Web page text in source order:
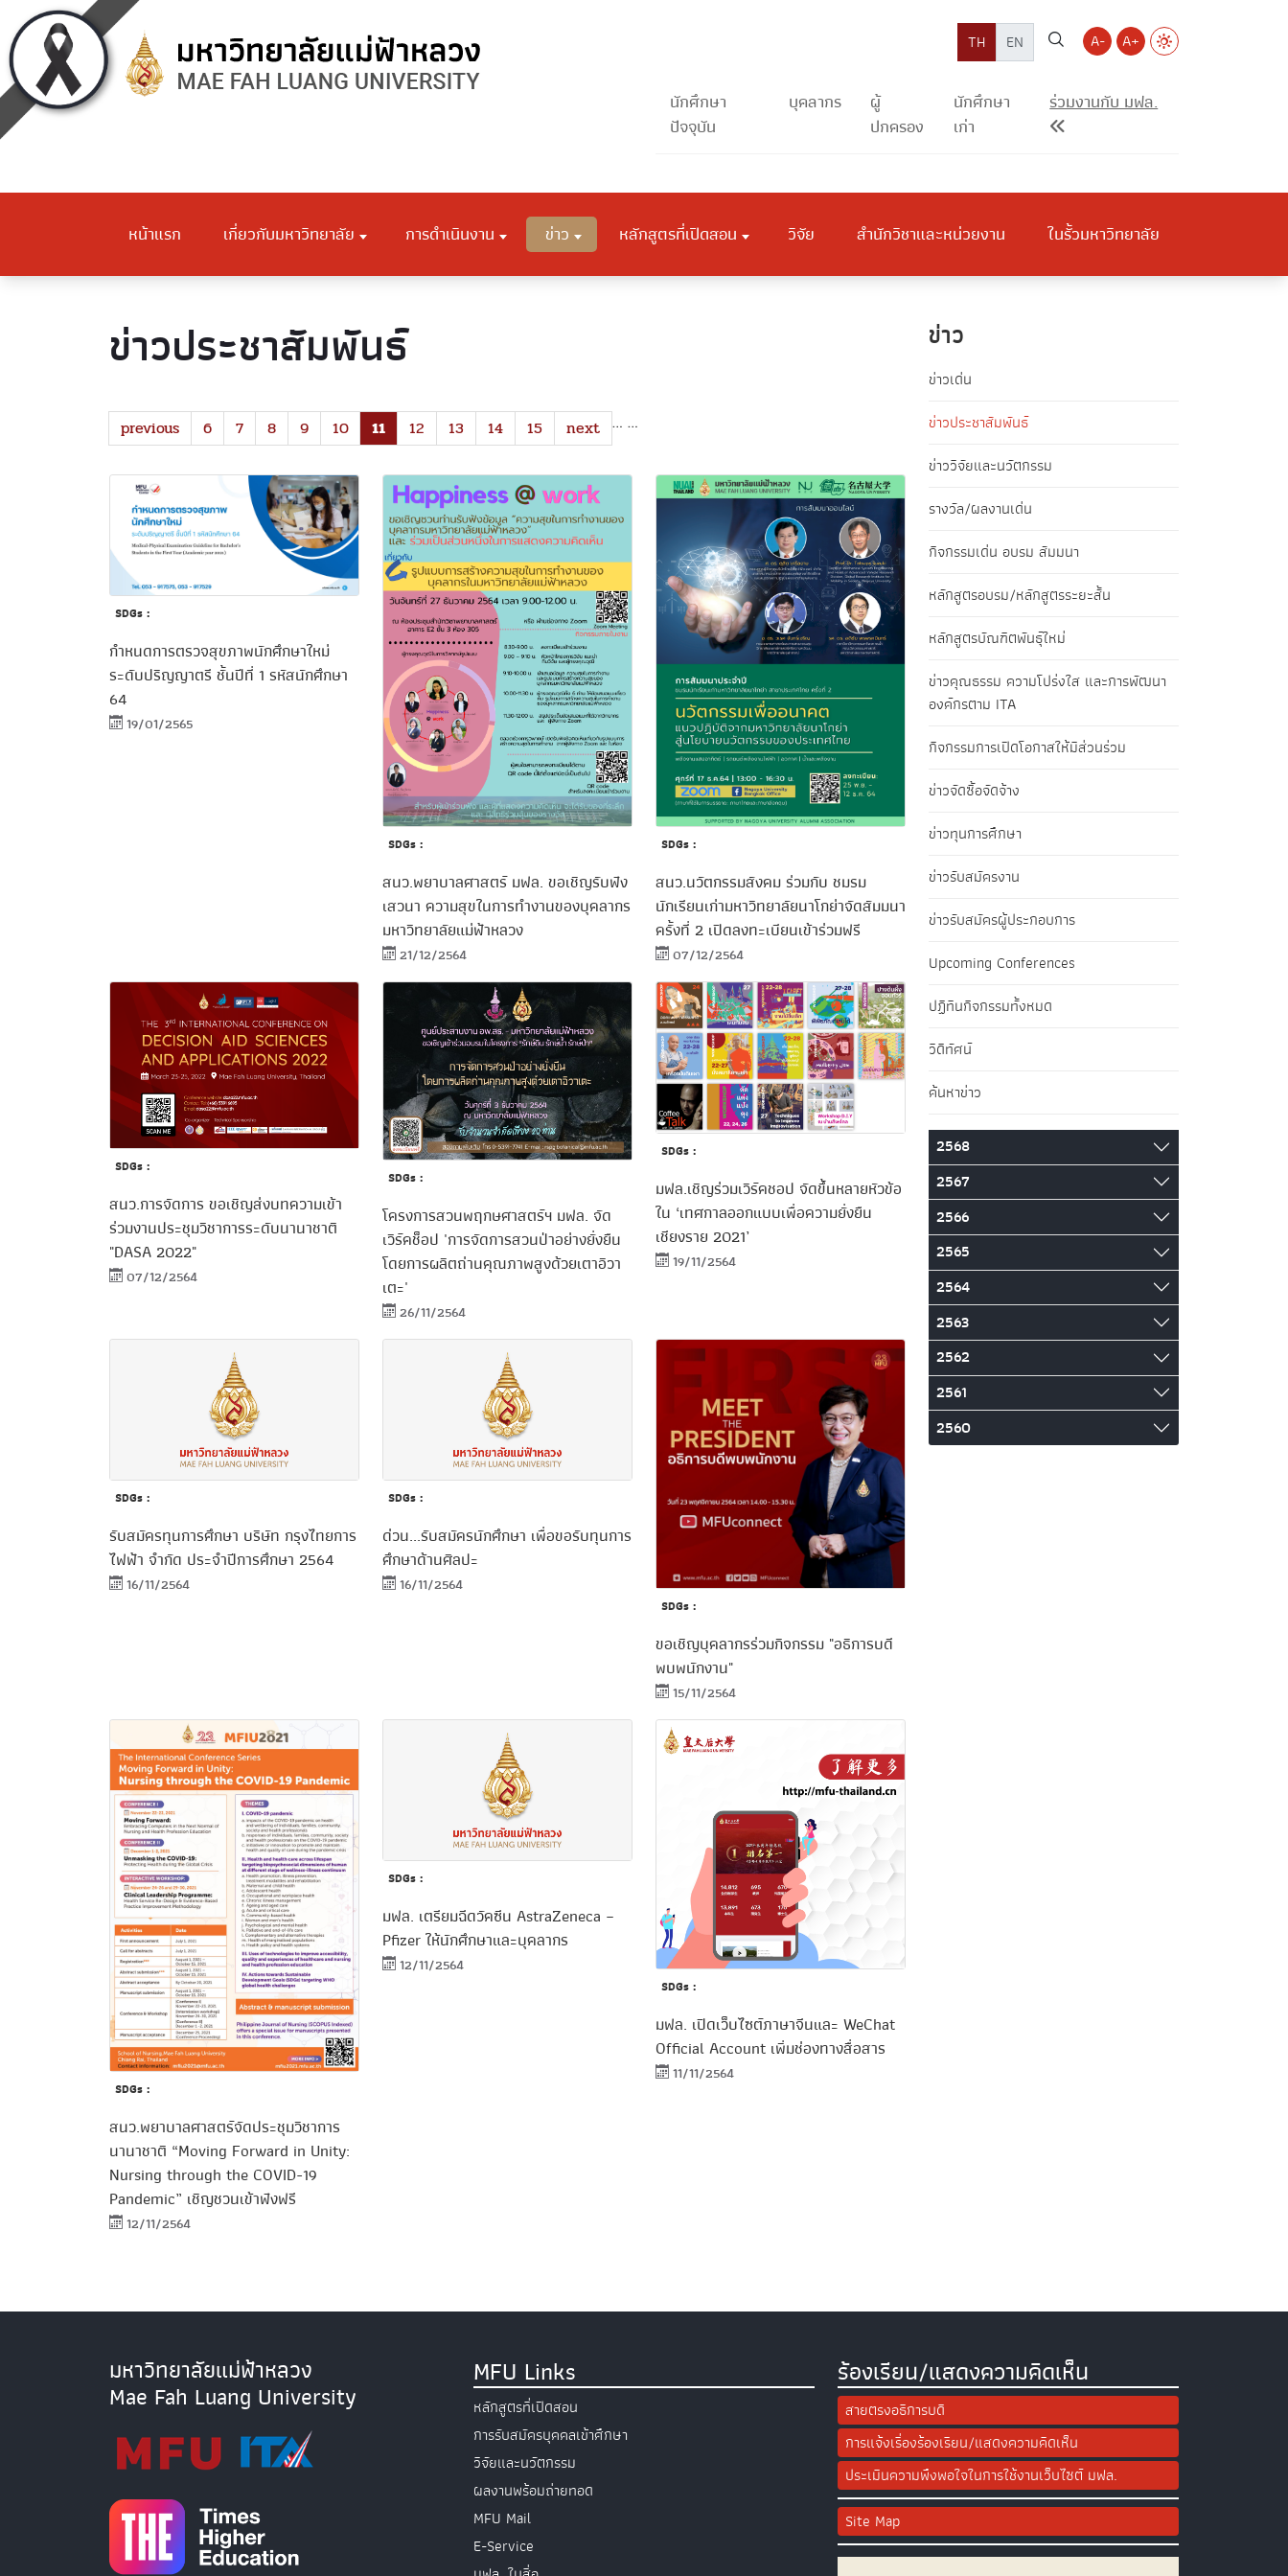
TH EN A- A+
นักศึกษา
ปัจจุบัน
บุคลากร
ผู้
ปกครอง
นักศึกษา
เก่า
ร่วมงานกับ มฟล.
หน้าแรก เกี่ยวกับมหาวิทยาลัย การดำเนินงาน ข่าว หลักสูตรที่เปิดสอน วิจัย สำนักวิชาและหน่วยงาน ในรั้วมหาวิทยาลัย
ข่าวประชาสัมพันธ์
previous …
6 7 8 9 10 11 12 13 14 15 …
next
SDGs :
กำหนดการตรวจสุขภาพนักศึกษาใหม่
ระดับปริญญาตรี ชั้นปีที่ 1 รหัสนักศึกษา
64
19/01/2565
SDGs :
สนว.พยาบาลศาสตร์ มฟล. ขอเชิญรับฟัง
เสวนา ความสุขในการทำงานของบุคลากร
มหาวิทยาลัยแม่ฟ้าหลวง
21/12/2564
SDGs :
สนว.นวัตกรรมสังคม ร่วมกับ ชมรม
นักเรียนเก่ามหาวิทยาลัยนาโกย่าจัดสัมมนา
ครั้งที่ 2 เปิดลงทะเบียนเข้าร่วมฟรี
07/12/2564
SDGs :
สนว.การจัดการ ขอเชิญส่งบทความเข้า
ร่วมงานประชุมวิชาการระดับนานาชาติ
"DASA 2022"
07/12/2564
SDGs :
โครงการสวนพฤกษศาสตร์ฯ มฟล. จัด
เวิร์คช็อป 'การจัดการสวนป่าอย่างยั่งยืน
โดยการผลิตถ่านคุณภาพสูงด้วยเตาอิวา
เตะ'
26/11/2564
SDGs :
มฟล.เชิญร่วมเวิร์คชอป จัดขึ้นหลายหัวข้อ
ใน ‘เทศกาลออกแบบเพื่อความยั่งยืน
เชียงราย 2021’
19/11/2564
SDGs :
รับสมัครทุนการศึกษา บริษัท กรุงไทยการ
ไฟฟ้า จำกัด ประจำปีการศึกษา 2564
16/11/2564
SDGs :
ด่วน...รับสมัครนักศึกษา เพื่อขอรับทุนการ
ศึกษาด้านศิลปะ
16/11/2564
SDGs :
ขอเชิญบุคลากรร่วมกิจกรรม "อธิการบดี
พบพนักงาน"
15/11/2564
SDGs :
สนว.พยาบาลศาสตร์จัดประชุมวิชาการ
นานาชาติ “Moving Forward in Unity:
Nursing through the COVID-19
Pandemic” เชิญชวนเข้าฟังฟรี
12/11/2564
SDGs :
มฟล. เตรียมฉีดวัคซีน AstraZeneca –
Pfizer ให้นักศึกษาและบุคลากร
12/11/2564
SDGs :
มฟล. เปิดเว็บไซต์ภาษาจีนและ WeChat
Official Account เพิ่มช่องทางสื่อสาร
11/11/2564
ข่าว
ข่าวเด่น
ข่าวประชาสัมพันธ์
ข่าววิจัยและนวัตกรรม
รางวัล/ผลงานเด่น
กิจกรรมเด่น อบรม สัมมนา
หลักสูตรอบรม/หลักสูตรระยะสั้น
หลักสูตรบัณฑิตพันธุ์ใหม่
ข่าวคุณธรรม ความโปร่งใส และการพัฒนา
องค์กรตาม ITA
กิจกรรมการเปิดโอกาสให้มีส่วนร่วม
ข่าวจัดซื้อจัดจ้าง
ข่าวทุนการศึกษา
ข่าวรับสมัครงาน
ข่าวรับสมัครผู้ประกอบการ
Upcoming Conferences
ปฏิทินกิจกรรมทั้งหมด
วิดีทัศน์
ค้นหาข่าว
2568
2567
2566
2565
2564
2563
2562
2561
2560
มหาวิทยาลัยแม่ฟ้าหลวง
Mae Fah Luang University
MFU Links
หลักสูตรที่เปิดสอน
การรับสมัครบุคคลเข้าศึกษา
วิจัยและนวัตกรรม
ผลงานพร้อมถ่ายทอด
MFU Mail
E-Service
ร้องเรียน/แสดงความคิดเห็น
สายตรงอธิการบดี
การแจ้งเรื่องร้องเรียน/แสดงความคิดเห็น
ประเมินความพึงพอใจในการใช้งานเว็บไซต์ มฟล.
Site Map